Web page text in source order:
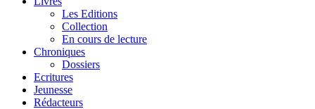
Les Editions
Collection
En cours de lecture
Chroniques
Dossiers
Ecritures
Jeunesse
Rédacteurs